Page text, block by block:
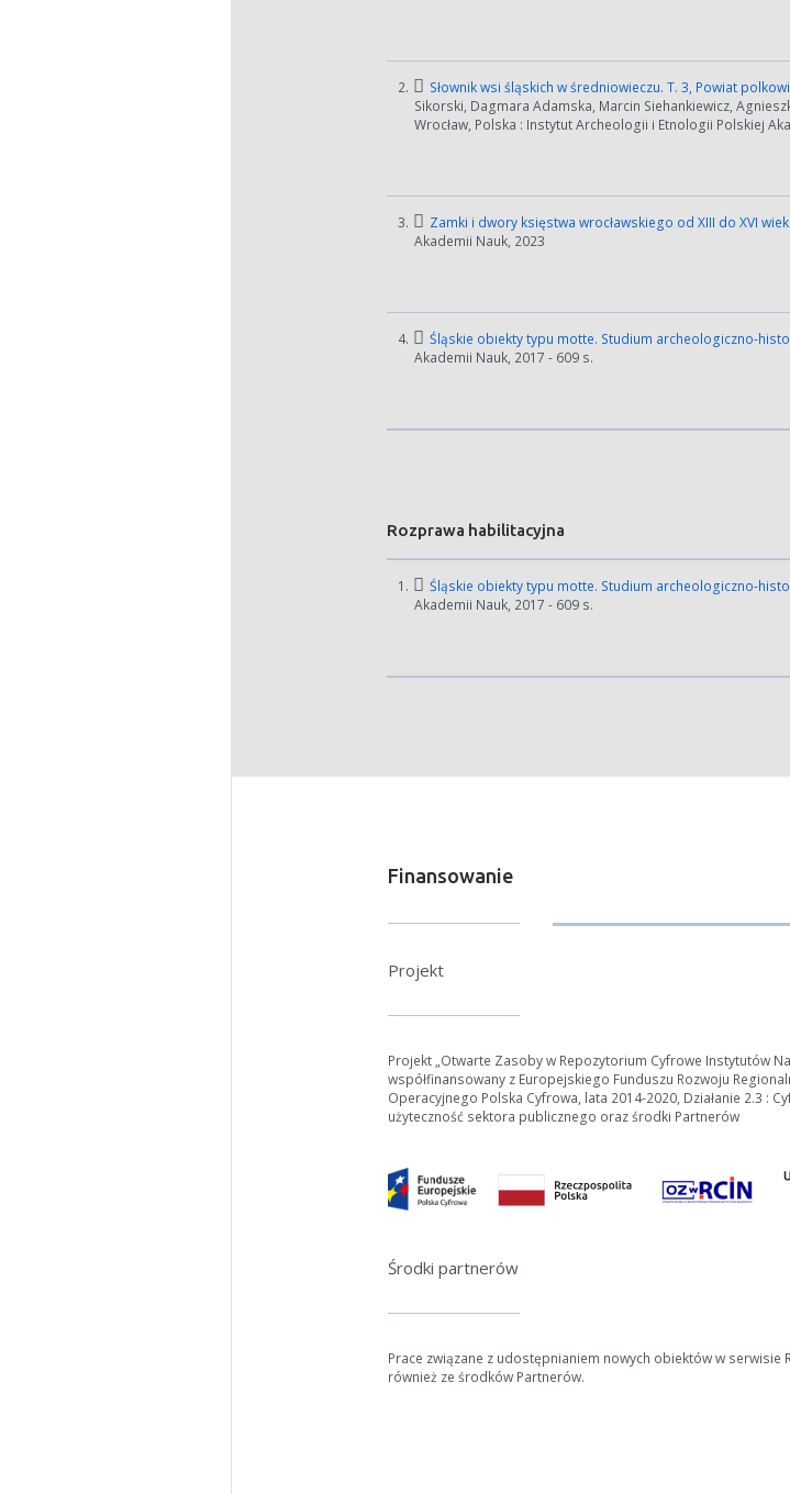
2. Słownik wsi śląskich w średniowieczu. T. 3, Powiat
Sikorski, Dagmara Adamska, Marcin Siehankiewicz,
Wrocław, Polska : Instytut Archeologii i Etnologii Polskiej
3. Zamki i dwory księstwa wrocławskiego od XIII do XVI
Akademii Nauk, 2023
4. Śląskie obiekty typu motte. Studium archeologiczno-
Akademii Nauk, 2017 - 609 s.
Rozprawa habilitacyjna
1. Śląskie obiekty typu motte. Studium archeologiczno-
Akademii Nauk, 2017 - 609 s.
Finansowanie
Projekt
Projekt „Otwarte Zasoby w Repozytorium Cyfrowe Instytutów
współfinansowany z Europejskiego Funduszu Rozwoju
Operacyjnego Polska Cyfrowa, lata 2014-2020, Działanie 2.3 :
użyteczność sektora publicznego oraz środki Partnerów
Środki partnerów
Prace związane z udostępnianiem nowych obiektów w serwisie
również ze środków Partnerów.